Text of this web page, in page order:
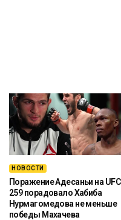
НОВОСТИ
Поражение Адесаньи на UFC
259 порадовало Хабиба
Нурмагомедова не меньше
победы Махачева